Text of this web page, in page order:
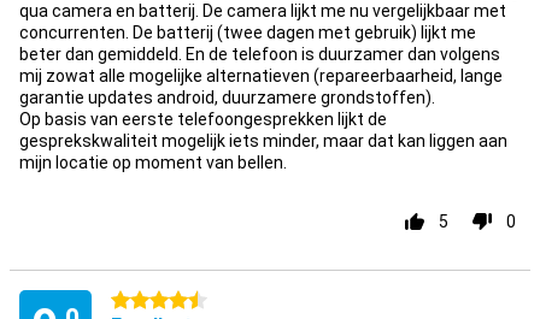
qua camera en batterij. De camera lijkt me nu vergelijkbaar met
concurrenten. De batterij (twee dagen met gebruik) lijkt me
beter dan gemiddeld. En de telefoon is duurzamer dan volgens
mij zowat alle mogelijke alternatieven (repareerbaarheid, lange
garantie updates android, duurzamere grondstoffen).
Op basis van eerste telefoongesprekken lijkt de
gesprekskwaliteit mogelijk iets minder, maar dat kan liggen aan
mijn locatie op moment van bellen.
5 0
4.5 stars